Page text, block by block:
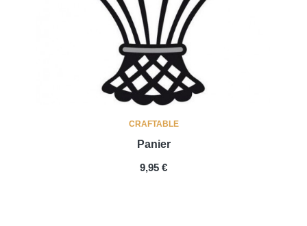
CRAFTABLE
Panier
PRIX
9,95 €